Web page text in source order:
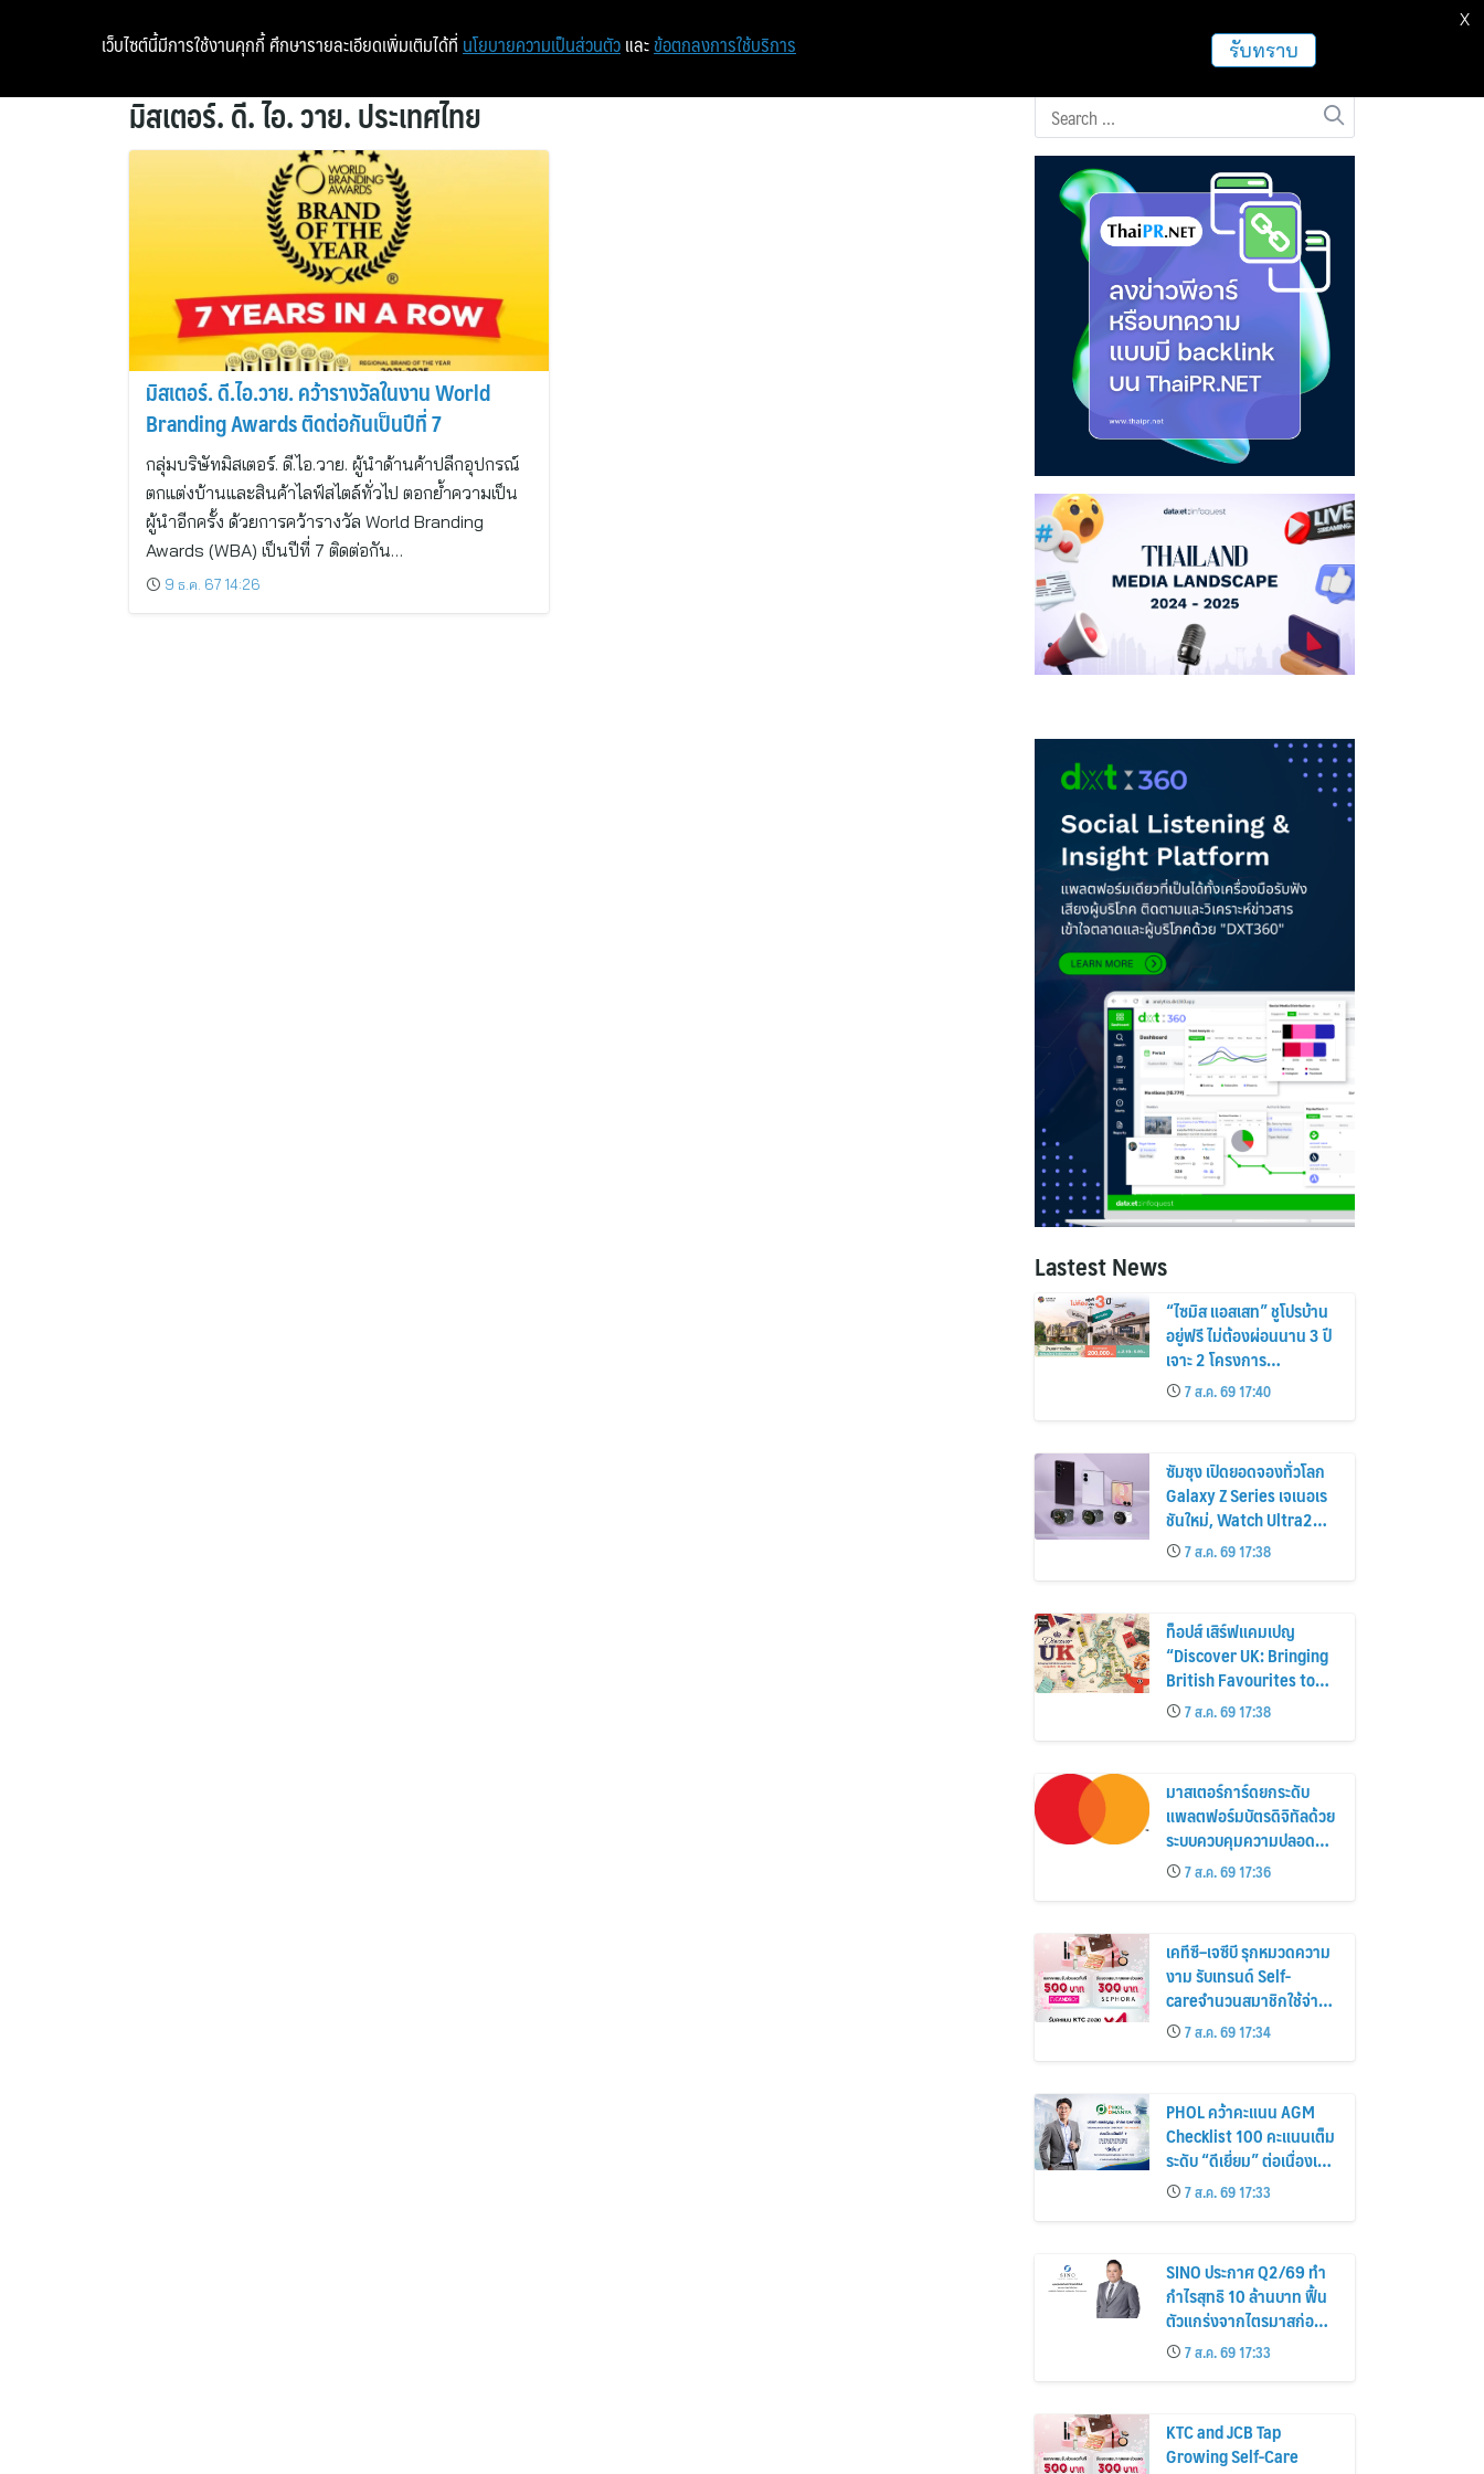
หน้าแรก ท่องเที่ยว ฝากข่าวประชาสัมพันธ์
มิสเตอร์. ดี. ไอ. วาย. ประเทศไทย
มิสเตอร์. ดี.ไอ.วาย. คว้ารางวัลในงาน World
Branding Awards ติดต่อกันเป็นปีที่ 7
กลุ่มบริษัทมิสเตอร์. ดี.ไอ.วาย. ผู้นำด้านค้าปลีกอุปกรณ์
ตกแต่งบ้านและสินค้าไลฟ์สไตล์ทั่วไป ตอกย้ำความเป็น
ผู้นำอีกครั้ง ด้วยการคว้ารางวัล World Branding
Awards (WBA) เป็นปีที่ 7 ติดต่อกัน…
9 ธ.ค. 67 14:26
Lastest News
“ไซมิส แอสเสท” ชูโปรบ้าน
อยู่ฟรี ไม่ต้องผ่อนนาน 3 ปี
เจาะ 2 โครงการ
“Siamese Holm–
Siamese Blossom”
พร้อมส่วนลดและสิทธิพิเศษ
ถึง 31 สิงหาคม 2569
7 ส.ค. 69 17:40
ซัมซุง เปิดยอดจองทั่วโลก
Galaxy Z Series เจเนอเร
ชันใหม่, Watch Ultra2
และ Watch9 สูงกว่ารุ่น
ก่อนหน้ากว่า 30%
7 ส.ค. 69 17:38
ท็อปส์ เสิร์ฟแคมเปญ
“Discover UK: Bringing
British Favourites to
You” ขนทัพของอร่อยและ
ไอเท็มฮิตจากสหราช
อาณาจักร ส่งตรงถึงมือ
ตั้งแต่วันนี้ – 18 สิงหาคมนี้
7 ส.ค. 69 17:38
มาสเตอร์การ์ดยกระดับ
แพลตฟอร์มบัตรดิจิทัลด้วย
ระบบควบคุมความปลอดภัย
ใหม่7 ส.ค. 69 17:36
เคทีซี–เจซีบี รุกหมวดความ
งาม รับเทรนด์ Self-
careจำนวนสมาชิกใช้จ่าย
หมวดเครื่องสำอางเพิ่ม
26%
7 ส.ค. 69 17:34
PHOL คว้าคะแนน AGM
Checklist 100 คะแนนเต็ม
ระดับ “ดีเยี่ยม” ต่อเนื่องเป็น
ปีที่ 7 ตอกย้ำการดำเนิน
ธุรกิจตามหลักธรรมาภิบาล
โปร่งใส สร้างความเชื่อมั่นผู้
7 ส.ค. 69 17:33
SINO ประกาศ Q2/69 ทำ
กำไรสุทธิ 10 ล้านบาท ฟื้น
ตัวแกร่งจากไตรมาสก่อน
เตรียมจ่ายปันผลระหว่าง
กาล 0.014423 บาทต่อหุ้น
ครึ่งปีหลังมุ่งเติบโตต่อเนื่อง
7 ส.ค. 69 17:33
KTC and JCB Tap
Growing Self-Care
เว็บไซต์นี้มีการใช้งานคุกกี้ ศึกษารายละเอียดเพิ่มเติมได้ที่ นโยบายความเป็นส่วนตัว และ ข้อตกลงการใช้บริการ รับทราบ
X